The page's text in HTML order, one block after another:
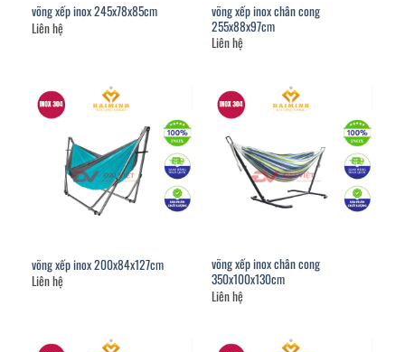
võng xếp inox 245x78x85cm
Liên hệ
võng xếp inox chân cong
255x88x97cm
Liên hệ
võng xếp inox 200x84x127cm
Liên hệ
võng xếp inox chân cong
350x100x130cm
Liên hệ